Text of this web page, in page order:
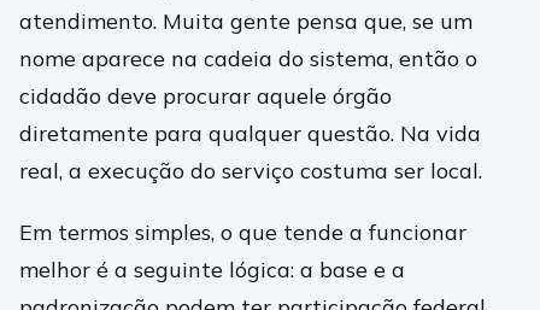
atendimento. Muita gente pensa que, se um
nome aparece na cadeia do sistema, então o
cidadão deve procurar aquele órgão
diretamente para qualquer questão. Na vida
real, a execução do serviço costuma ser local.
Em termos simples, o que tende a funcionar
melhor é a seguinte lógica: a base e a